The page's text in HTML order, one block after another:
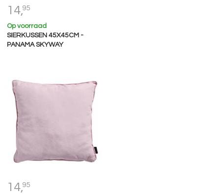
14,95
Op voorraad
SIERKUSSEN 45X45CM -
PANAMA SKYWAY
14,95